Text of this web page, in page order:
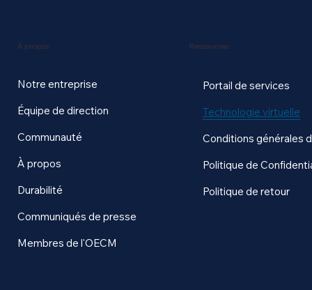
Notre entreprise
Équipe de direction
Communauté
À propos
Durabilité
Communiqués de presse
Membres de l'OECM
Portail de services
Technologie virtuelle
Conditions générales
Politique de
Politique de retour
À propos Ressources